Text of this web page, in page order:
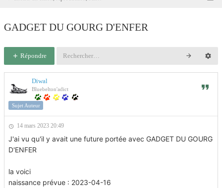
GADGET DU GOURG D'ENFER
Répondre
Diwal
Bluebelton'adict
Sujet Auteur
14 mars 2023 20:49
J'ai vu qu'il y avait une future portée avec GADGET DU GOURG
D'ENFER
la voici
naissance prévue : 2023-04-16